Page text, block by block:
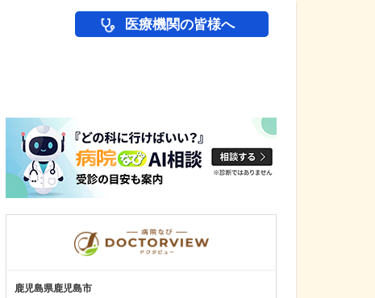
医療機関の皆様へ
鹿児島県鹿児島市